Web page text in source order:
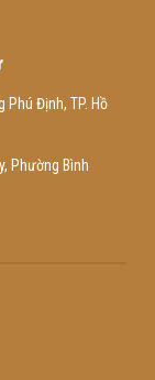
Định, TP. Hồ
Phường Bình